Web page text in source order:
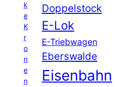
k
e
K
r
o
n
e
n
Doppelstock
E-Lok
E-Triebwagen
Eberswalde
Eisenbahn